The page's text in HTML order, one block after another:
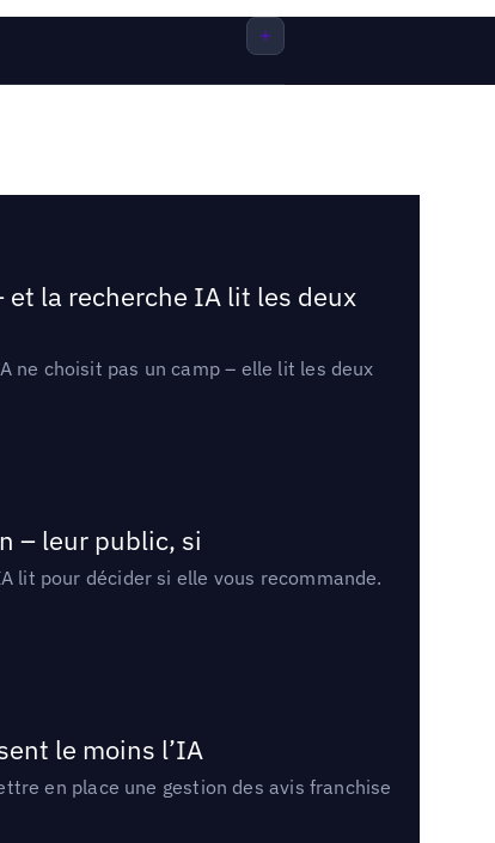
et la recherche IA lit les deux
ne choisit pas un camp – elle lit les deux
– leur public, si
lit pour décider si elle vous recommande.
le moins l’IA
en place une gestion des avis franchise